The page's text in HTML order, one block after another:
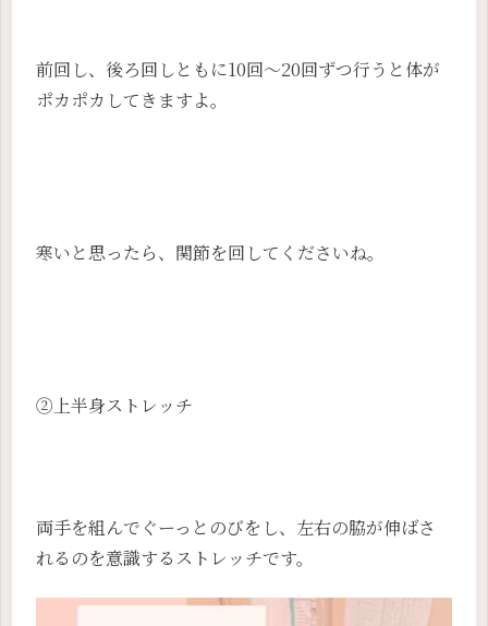
前回し、後ろ回しともに10回～20回ずつ行うと体が
ポカポカしてきますよ。
寒いと思ったら、関節を回してくださいね。
②上半身ストレッチ
両手を組んでぐーっとのびをし、左右の脇が伸ばさ
れるのを意識するストレッチです。